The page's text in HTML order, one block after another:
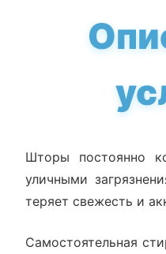
Шторы постоянно
уличными
теряет свежесть и
Самостоятельная